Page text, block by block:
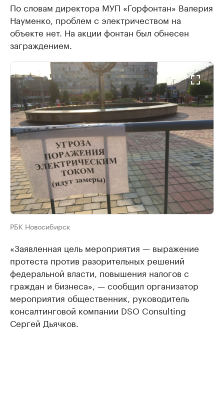
По словам директора МУП «Горфонтан» Валерия
Науменко, проблем с электричеством на
объекте нет. На акции фонтан был обнесен
заграждением.
РБК Новосибирск
«Заявленная цель мероприятия — выражение
протеста против разорительных решений
федеральной власти, повышения налогов с
граждан и бизнеса», — сообщил организатор
мероприятия общественник, руководитель
консалтинговой компании DSO Consulting
Сергей Дьячков.